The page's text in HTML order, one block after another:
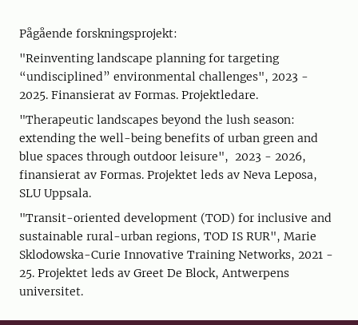
Pågående forskningsprojekt:
"Reinventing landscape planning for targeting
“undisciplined” environmental challenges", 2023 -
2025. Finansierat av Formas. Projektledare.
"Therapeutic landscapes beyond the lush season:
extending the well-being benefits of urban green and
blue spaces through outdoor leisure", 2023 - 2026,
finansierat av Formas. Projektet leds av Neva Leposa,
SLU Uppsala.
"Transit-oriented development (TOD) for inclusive and
sustainable rural-urban regions, TOD IS RUR", Marie
Sklodowska-Curie Innovative Training Networks, 2021 -
25. Projektet leds av Greet De Block, Antwerpens
universitet.